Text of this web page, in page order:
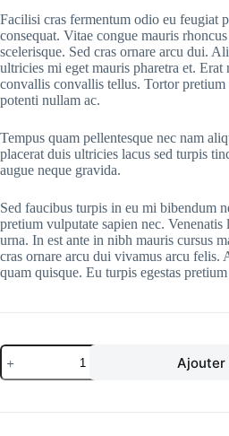
Facilisi cras fermentum odio eu feugiat
consequat. Vitae congue mauris
scelerisque. Sed cras ornare arcu dui.
ultricies mi eget mauris pharetra et. Erat
convallis convallis tellus. Tortor pretium
potenti nullam ac.
Tempus quam pellentesque nec nam
placerat duis ultricies lacus sed turpis
augue neque gravida.
Sed faucibus turpis in eu mi bibendum
pretium vulputate sapien nec.
urna. In est ante in nibh mauris cursus
cras ornare arcu dui vivamus arcu felis.
quam quisque. Eu turpis egestas
quantité
de
XBOX
X
Ajouter